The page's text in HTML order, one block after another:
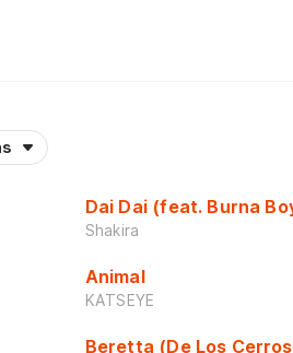
Dai Dai (feat. Burna
Shakira
Animal
KATSEYE
Beretta (De Los